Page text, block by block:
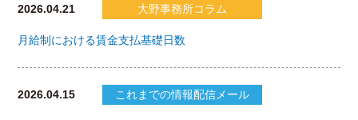
2026.04.21 大野事務所コラム
月給制における賃金支払基礎日数
2026.04.15 これまでの情報配信メール